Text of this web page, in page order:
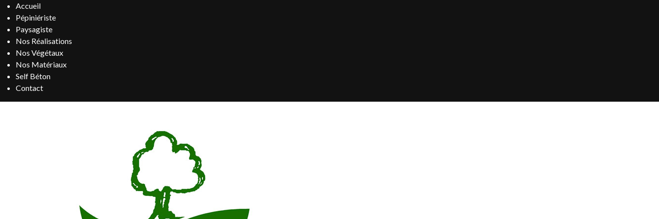
Accueil
Pépiniériste
Paysagiste
Nos Réalisations
Nos Végétaux
Nos Matériaux
Self Béton
Contact